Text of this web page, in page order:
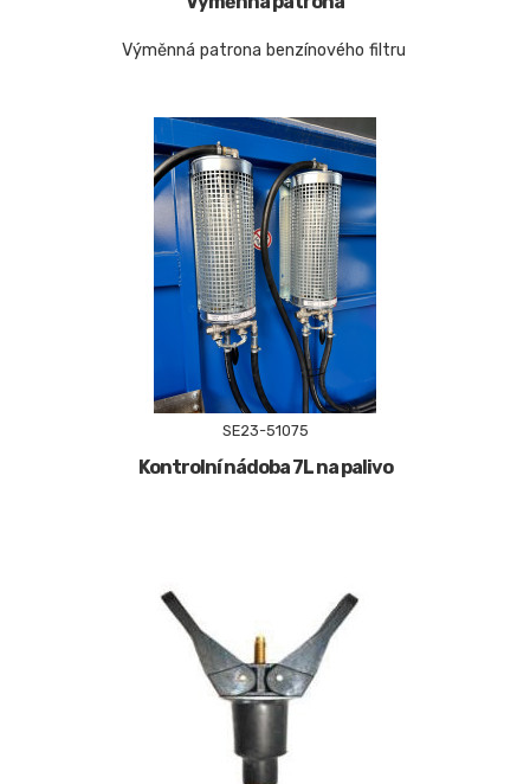
Výměnná patrona benzínového filtru
SE23-51075
Kontrolní nádoba 7L na palivo